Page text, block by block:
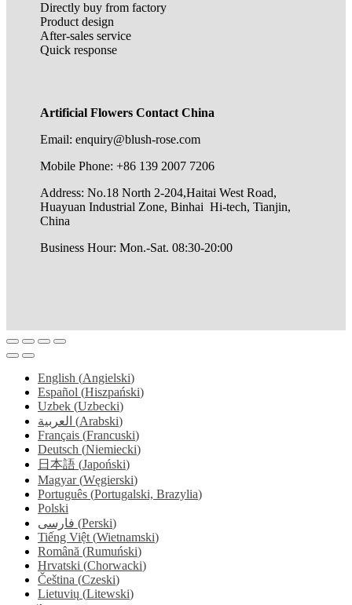
Directly buy from factory
Product design
After-sales service
Quick response
Artificial Flowers Contact China
Email: enquiry@blush-rose.com
Mobile Phone: +86 139 2007 7206
Address: No.18 North 2-204,Haitai West Road,
Huayuan Industrial Zone, Binhai Hi-tech, Tianjin,
China
Business Hour: Mon.-Sat. 08:30-20:00
English (Angielski)
Español (Hiszpański)
Uzbek (Uzbecki)
العربية (Arabski)
Français (Francuski)
Deutsch (Niemiecki)
日本語 (Japoński)
Magyar(Węgierski)
Português (Portugalski, Brazylia)
Polski
فارسی (Perski)
Tiếng Việt (Wietnamski)
Română (Rumuński)
Hrvatski (Chorwacki)
Čeština (Czeski)
Lietuvių (Litewski)